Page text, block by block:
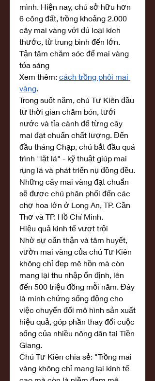
mình. Hiện nay, chú sở hữu hơn
6 công đất, trồng khoảng 2.000
cây mai vàng với đủ loại kích
thước, từ trung bình đến lớn.
Tận tâm chăm sóc để mai vàng
tỏa sáng
Xem thêm: cách trồng phôi mai
vàng.
Trong suốt năm, chú Tư Kiên đầu
tư thời gian chăm bón, tưới
nước và tỉa cành để từng cây
mai đạt chuẩn chất lượng. Đến
đầu tháng Chạp, chú bắt đầu quá
trình "lặt lá" - kỹ thuật giúp mai
rụng lá và phát triển nụ đồng đều.
Những cây mai vàng đạt chuẩn
sẽ được chú phân phối đến các
chợ hoa lớn ở Long An, TP. Cần
Thơ và TP. Hồ Chí Minh.
Hiệu quả kinh tế vượt trội
Nhờ sự cẩn thận và tâm huyết,
vườn mai vàng của chú Tư Kiên
không chỉ đẹp mê hồn mà còn
mang lại thu nhập ổn định, lên
đến 500 triệu đồng mỗi năm. Đây
là minh chứng sống động cho
việc chuyển đổi mô hình sản xuất
hiệu quả, góp phần thay đổi cuộc
sống của nhiều nông dân tại Tiền
Giang.
Chú Tư Kiên chia sẻ: "Trồng mai
vàng không chỉ mang lại kinh tế